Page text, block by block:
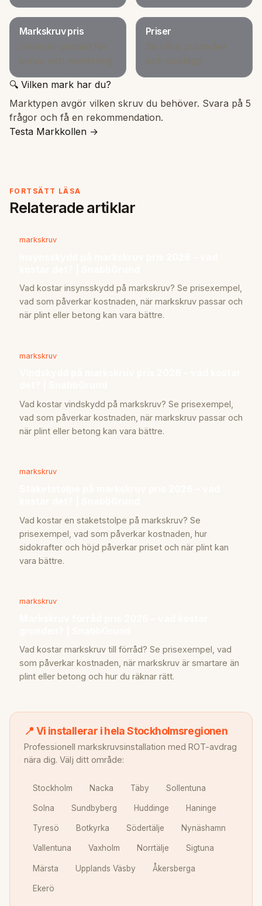
Markskruv pris
Generell prisbild för
skruv och montering
Priser
Se våra prisnivåer
och upplägg
🔍 Vilken mark har du?
Marktypen avgör vilken skruv du behöver. Svara på 5
frågor och få en rekommendation.
Testa Markkollen →
FORTSÄTT LÄSA
Relaterade artiklar
markskruv
Vad kostar insynsskydd på markskruv? Se prisexempel,
vad som påverkar kostnaden, när markskruv passar och
när plint eller betong kan vara bättre.
markskruv
Vad kostar vindskydd på markskruv? Se prisexempel,
vad som påverkar kostnaden, när markskruv passar och
när plint eller betong kan vara bättre.
markskruv
Vad kostar en staketstolpe på markskruv? Se
prisexempel, vad som påverkar kostnaden, hur
sidokrafter och höjd påverkar priset och när plint kan
vara bättre.
markskruv
Vad kostar markskruv till förråd? Se prisexempel, vad
som påverkar kostnaden, när markskruv är smartare än
plint eller betong och hur du räknar rätt.
📍 Vi installerar i hela Stockholmsregionen
Professionell markskruvsinstallation med ROT-avdrag
nära dig. Välj ditt område:
Stockholm Nacka Täby Sollentuna
Solna Sundbyberg Huddinge Haninge
Tyresö Botkyrka Södertälje Nynäshamn
Vallentuna Vaxholm Norrtälje Sigtuna
Märsta Upplands Väsby Åkersberga
Ekerö